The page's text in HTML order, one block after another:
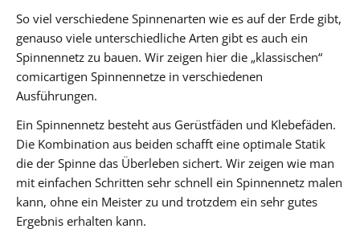
So viel verschiedene Spinnenarten wie es auf der Erde gibt,
genauso viele unterschiedliche Arten gibt es auch ein
Spinnennetz zu bauen. Wir zeigen hier die „klassischen“
comicartigen Spinnennetze in verschiedenen
Ausführungen.
Ein Spinnennetz besteht aus Gerüstfäden und Klebefäden.
Die Kombination aus beiden schafft eine optimale Statik
die der Spinne das Überleben sichert. Wir zeigen wie man
mit einfachen Schritten sehr schnell ein Spinnennetz malen
kann, ohne ein Meister zu und trotzdem ein sehr gutes
Ergebnis erhalten kann.